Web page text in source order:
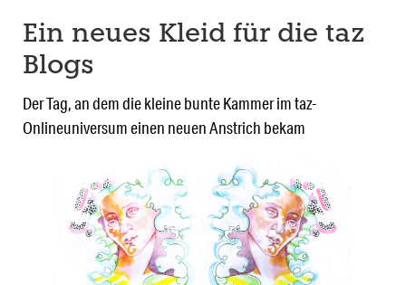
Ein neues Kleid für die taz
Blogs
Der Tag, an dem die kleine bunte Kammer im taz-
Onlineuniversum einen neuen Anstrich bekam